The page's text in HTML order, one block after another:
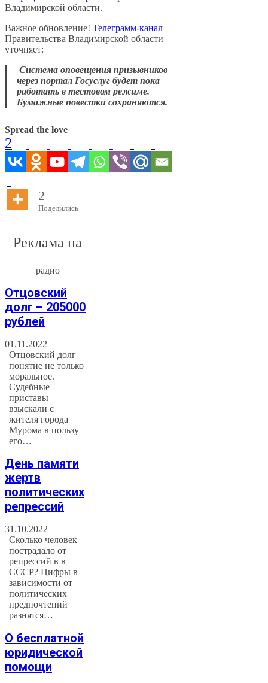
Владимирской области.
Важное обновление! Телеграмм-канал
Правительства Владимирской области
уточняет:
Система оповещения призывников
через портал Госуслуг будет пока
работать в тестовом режиме.
Бумажные повестки сохраняются.
Spread the love
2
2
Поделились
Реклама на
радио
Отцовский
долг – 205000
рублей
01.11.2022
Отцовский долг –
понятие не только
моральное.
Судебные
приставы
взыскали с
жителя города
Мурома в пользу
его…
День памяти
жертв
политических
репрессий
31.10.2022
Сколько человек
пострадало от
репрессий в в
СССР? Цифры в
зависимости от
политических
предпочтений
разнятся…
О бесплатной
юридической
помощи